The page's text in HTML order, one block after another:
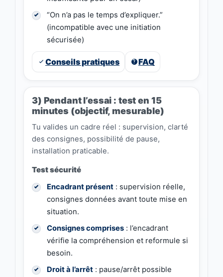
“On n’a pas le temps d’expliquer.”
(incompatible avec une initiation
sécurisée)
Conseils pratiques FAQ
3) Pendant l’essai : test en 15
minutes (objectif, mesurable)
Tu valides un cadre réel : supervision, clarté
des consignes, possibilité de pause,
installation praticable.
Test sécurité
Encadrant présent : supervision réelle,
consignes données avant toute mise en
situation.
Consignes comprises : l’encadrant
vérifie la compréhension et reformule si
besoin.
Droit à l’arrêt : pause/arrêt possible